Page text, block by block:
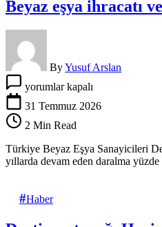
Beyaz eşya ihracatı
ByYusuf Arslan
eşya
ihracatı
satışlarında
sürüyor
için
yorumlar kapalı
31 Temmuz 2026
2 Min Read
Türkiye Beyaz Eşya Sanayicileri
yıllarda devam eden daralma
Haber